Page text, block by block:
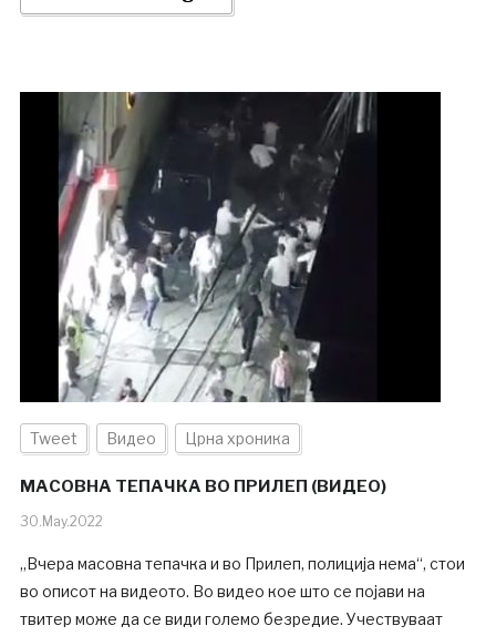
Tweet Видео Црна хроника
МАСОВНА ТЕПАЧКА ВО ПРИЛЕП (ВИДЕО)
30.May.2022
„Вчера масовна тепачка и во Прилеп, полиција нема“, стои
во описот на видеото. Во видео кое што се појави на
твитер може да се види големо безредие. Учествуваат